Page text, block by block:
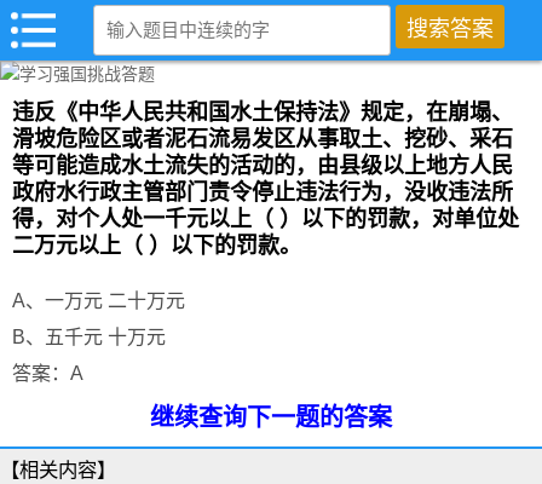
违反《中华人民共和国水土保持法》规定，在崩塌、
滑坡危险区或者泥石流易发区从事取土、挖砂、采石
等可能造成水土流失的活动的，由县级以上地方人民
政府水行政主管部门责令停止违法行为，没收违法所
得，对个人处一千元以上（ ）以下的罚款，对单位处
二万元以上（ ）以下的罚款。
A、一万元 二十万元
B、五千元 十万元
答案：A
继续查询下一题的答案
【相关内容】